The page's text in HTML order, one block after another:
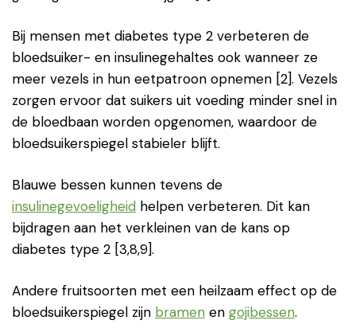
Bij mensen met diabetes type 2 verbeteren de
bloedsuiker- en insulinegehaltes ook wanneer ze
meer vezels in hun eetpatroon opnemen [2]. Vezels
zorgen ervoor dat suikers uit voeding minder snel in
de bloedbaan worden opgenomen, waardoor de
bloedsuikerspiegel stabieler blijft.
Blauwe bessen kunnen tevens de
insulinegevoeligheid helpen verbeteren. Dit kan
bijdragen aan het verkleinen van de kans op
diabetes type 2 [3,8,9].
Andere fruitsoorten met een heilzaam effect op de
bloedsuikerspiegel zijn bramen en gojibessen.